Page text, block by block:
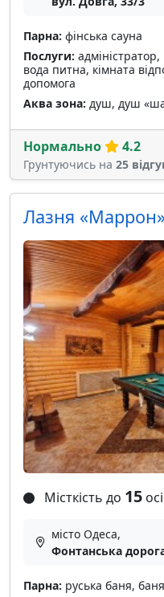
Парна: фінська сауна
Послуги:
вода питна, кімната
допомога
Аква зона: душ, душ
Нормально 4.2
Грунтуючись на 25
Лазня «Маррон»
Місткість до 15
місто Одеса,
Фонтанська
Парна: руська баня,